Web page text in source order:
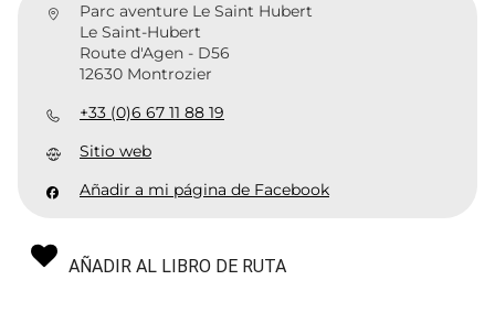
Parc aventure Le Saint Hubert
Le Saint-Hubert
Route d'Agen - D56
12630 Montrozier
+33 (0)6 67 11 88 19
Sitio web
Añadir a mi página de Facebook
AÑADIR AL LIBRO DE RUTA